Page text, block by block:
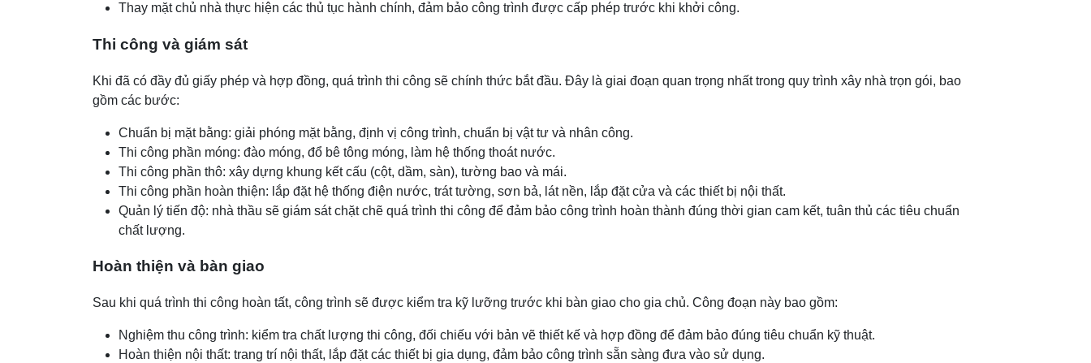
Thay mặt chủ nhà thực hiện các thủ tục hành chính, đảm bảo công trình được cấp phép trước khi khởi công.
Thi công và giám sát
Khi đã có đầy đủ giấy phép và hợp đồng, quá trình thi công sẽ chính thức bắt đầu. Đây là giai đoạn quan trọng nhất trong quy trình xây nhà trọn gói, bao
gồm các bước:
Chuẩn bị mặt bằng: giải phóng mặt bằng, định vị công trình, chuẩn bị vật tư và nhân công.
Thi công phần móng: đào móng, đổ bê tông móng, làm hệ thống thoát nước.
Thi công phần thô: xây dựng khung kết cấu (cột, dầm, sàn), tường bao và mái.
Thi công phần hoàn thiện: lắp đặt hệ thống điện nước, trát tường, sơn bả, lát nền, lắp đặt cửa và các thiết bị nội thất.
Quản lý tiến độ: nhà thầu sẽ giám sát chặt chẽ quá trình thi công để đảm bảo công trình hoàn thành đúng thời gian cam kết, tuân thủ các tiêu chuẩn
chất lượng.
Hoàn thiện và bàn giao
Sau khi quá trình thi công hoàn tất, công trình sẽ được kiểm tra kỹ lưỡng trước khi bàn giao cho gia chủ. Công đoạn này bao gồm:
Nghiệm thu công trình: kiểm tra chất lượng thi công, đối chiếu với bản vẽ thiết kế và hợp đồng để đảm bảo đúng tiêu chuẩn kỹ thuật.
Hoàn thiện nội thất: trang trí nội thất, lắp đặt các thiết bị gia dụng, đảm bảo công trình sẵn sàng đưa vào sử dụng.